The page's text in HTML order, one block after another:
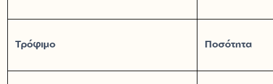
Τρόφιμο Ποσότητα